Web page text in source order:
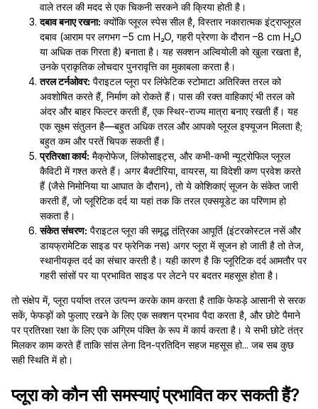
वाले तरल की मदद से एक चिकनी सरकने की क्रिया होती है।
दबाव बनाए रखना: क्योंकि प्लूरल स्पेस सील है, विस्तार नकारात्मक इंट्राप्लूरल
दबाव (आराम पर लगभग –5 cm H₂O, गहरी प्रेरणा के दौरान –8 cm H₂O
या अधिक तक गिरता है) बनाता है। यह सक्शन अल्वियोली को खुला रखता है,
उनके प्राकृतिक लोचदार पुनरावृत्ति का मुकाबला करता है।
तरल टर्नओवर: पैराइटल प्लूरा पर लिंफेटिक स्टोमाटा अतिरिक्त तरल को
अवशोषित करते हैं, निर्माण को रोकते हैं। पास की रक्त वाहिकाएं भी तरल को
अंदर और बाहर फिल्टर करती हैं, एक स्थिर-राज्य मात्रा बनाए रखती हैं। यह
एक सूक्ष्म संतुलन है—बहुत अधिक तरल और आपको प्लूरल इफ्यूजन मिलता है;
बहुत कम और परतें चिपक सकती हैं।
प्रतिरक्षा कार्य: मैक्रोफेज, लिंफोसाइट्स, और कभी-कभी न्यूट्रोफिल प्लूरल
कैविटी में गश्त करते हैं। अगर बैक्टीरिया, वायरस, या विदेशी कण प्रवेश करते
हैं (जैसे निमोनिया या आघात के दौरान), तो ये कोशिकाएं सूजन के संकेत जारी
करती हैं, जो प्लूरिटिक दर्द या यहां तक कि तरल एक्सयूडेट का परिणाम हो
सकता है।
संकेत संचरण: पैराइटल प्लूरा की समृद्ध तंत्रिका आपूर्ति (इंटरकोस्टल नसें और
डायफ्रामेटिक साइड पर फ्रेनिक नस) अगर प्लूरा में सूजन हो जाती है तो तेज,
स्थानीयकृत दर्द का संचार करती है। यही कारण है कि प्लूरिटिक दर्द आमतौर पर
गहरी सांसों पर या प्रभावित साइड पर लेटने पर बदतर महसूस होता है।
तो संक्षेप में, प्लूरा पर्याप्त तरल उत्पन्न करके काम करता है ताकि फेफड़े आसानी से सरक
सकें, फेफड़ों को फुलाए रखने के लिए एक सक्शन प्रभाव पैदा करता है, और छोटे पैमाने
पर प्रतिरक्षा रक्षा के लिए एक अग्रिम पंक्ति के रूप में कार्य करता है। ये सभी छोटे तंत्र
मिलकर काम करते हैं ताकि सांस लेना दिन-प्रतिदिन सहज महसूस हो... जब सब कुछ
सही स्थिति में हो।
प्लूरा को कौन सी समस्याएं प्रभावित कर सकती हैं?